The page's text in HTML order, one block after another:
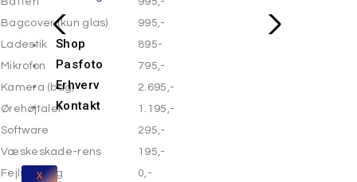
Shop
Pasfoto
Erhverv
Kontakt
X
Bagcover (kun glas)
995,-
Ladestik
895-
Mikrofon
795,-
Kamera (bag)
2.695,-
Ørehøjtaler
1.195,-
Software
295,-
Væskeskade-rens
195,-
Fejlsøgning
0,-